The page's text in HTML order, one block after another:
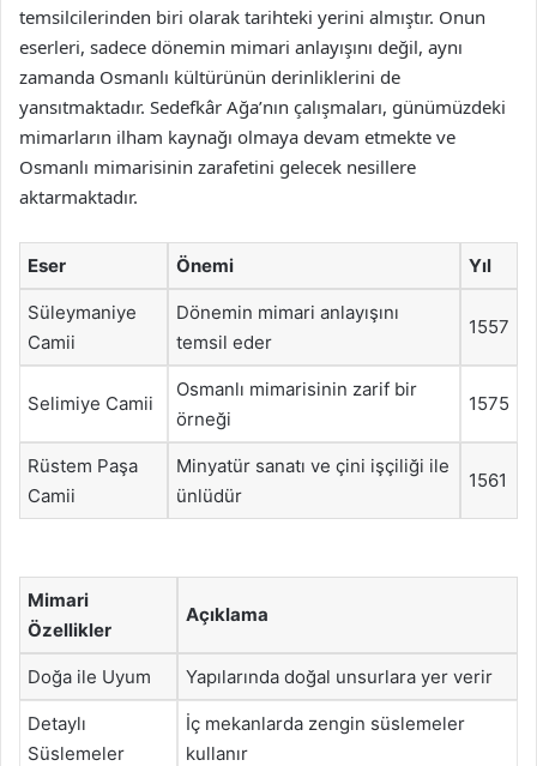
temsilcilerinden biri olarak tarihteki yerini almıştır. Onun
eserleri, sadece dönemin mimari anlayışını değil, aynı
zamanda Osmanlı kültürünün derinliklerini de
yansıtmaktadır. Sedefkâr Ağa’nın çalışmaları, günümüzdeki
mimarların ilham kaynağı olmaya devam etmekte ve
Osmanlı mimarisinin zarafetini gelecek nesillere
aktarmaktadır.
Eser Önemi Yıl
Süleymaniye
Camii
Dönemin mimari anlayışını
temsil eder
1557
Selimiye Camii
Osmanlı mimarisinin zarif bir
örneği
1575
Rüstem Paşa
Camii
Minyatür sanatı ve çini işçiliği ile
ünlüdür
1561
Mimari
Özellikler
Açıklama
Doğa ile Uyum Yapılarında doğal unsurlara yer verir
Detaylı
Süslemeler
İç mekanlarda zengin süslemeler
kullanır